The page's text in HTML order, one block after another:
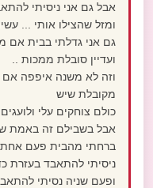
אבל גם אני ניסיתי
ומזל שהצילו אותי ...
גם אני גדלתי בבית אם מכות
ועדיין סובלת ממכות ..
וזה לא משנה איפפה אם
מקובלת שיש
כולם צוחקים עלי
אבל בשבילם זה באמת
ברחתי מהבית פעם אחת
ניסיתי להתאבד בעזרת
ופעם שניה נסיתי